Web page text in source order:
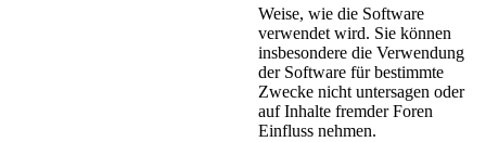
Weise, wie die Software
verwendet wird. Sie können
insbesondere die Verwendung
der Software für bestimmte
Zwecke nicht untersagen oder
auf Inhalte fremder Foren
Einfluss nehmen.